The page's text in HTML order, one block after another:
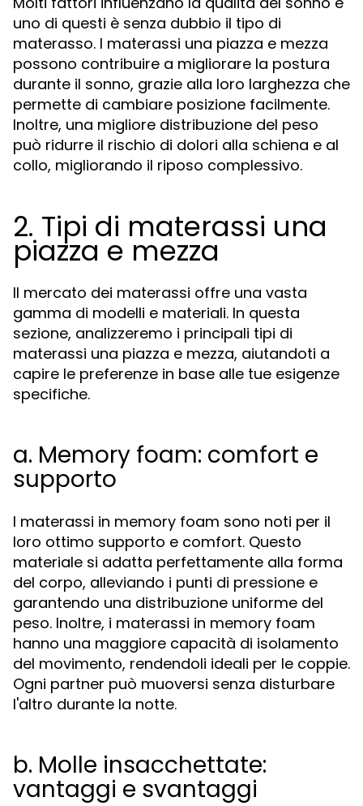
uno di questi è senza dubbio il tipo di
materasso. I materassi una piazza e mezza
possono contribuire a migliorare la postura
durante il sonno, grazie alla loro larghezza che
permette di cambiare posizione facilmente.
Inoltre, una migliore distribuzione del peso
può ridurre il rischio di dolori alla schiena e al
collo, migliorando il riposo complessivo.
2. Tipi di materassi una
piazza e mezza
Il mercato dei materassi offre una vasta
gamma di modelli e materiali. In questa
sezione, analizzeremo i principali tipi di
materassi una piazza e mezza, aiutandoti a
capire le preferenze in base alle tue esigenze
specifiche.
a. Memory foam: comfort e
supporto
I materassi in memory foam sono noti per il
loro ottimo supporto e comfort. Questo
materiale si adatta perfettamente alla forma
del corpo, alleviando i punti di pressione e
garantendo una distribuzione uniforme del
peso. Inoltre, i materassi in memory foam
hanno una maggiore capacità di isolamento
del movimento, rendendoli ideali per le coppie.
Ogni partner può muoversi senza disturbare
l'altro durante la notte.
b. Molle insacchettate:
vantaggi e svantaggi